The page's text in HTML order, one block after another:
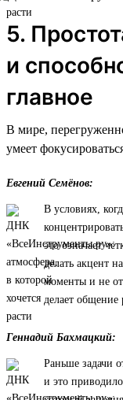
5.
и
главное
В мире,
умеет
Евгений Семёнов:
В условиях,
это означает
делать акцент
моменты и не
делает общение
Геннадий Бахмацкий:
Раньше задачи
и это